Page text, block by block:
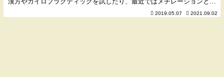
う遺伝子に踏み込んだ検査を行なったりと、闘病生活...2019.05.07 2021.09.02